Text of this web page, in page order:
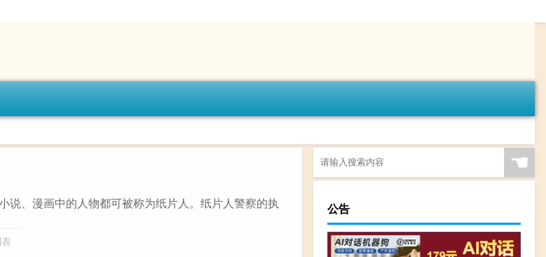
说、漫画中的人物都可被称为纸片人。纸片人警察的执
☚
公告